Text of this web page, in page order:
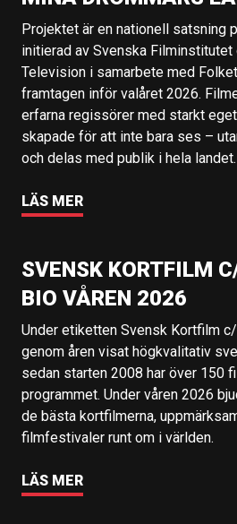
Projektet är en nationell satsning
initierad av Svenska Filminstitutet
Television i samarbete med
framtagen inför valåret 2026.
erfarna regissörer med starkt
skapade för att inte bara ses –
och delas med publik i hela landet.
LÄS MER
SVENSK KORTFILM
BIO VÅREN 2026
Under etiketten Svensk Kortfilm
genom åren visat högkvalitativ
sedan starten 2008 har över 150
programmet. Under våren 2026
de bästa kortfilmerna,
filmfestivaler runt om i världen.
LÄS MER